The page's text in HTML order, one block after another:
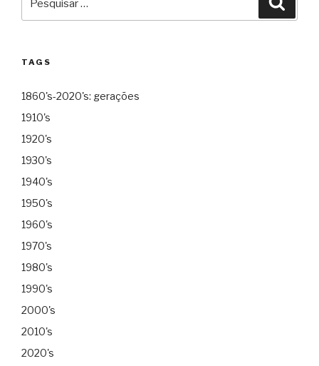
TAGS
1860's-2020's: gerações
1910's
1920's
1930's
1940's
1950's
1960's
1970's
1980's
1990's
2000's
2010's
2020's